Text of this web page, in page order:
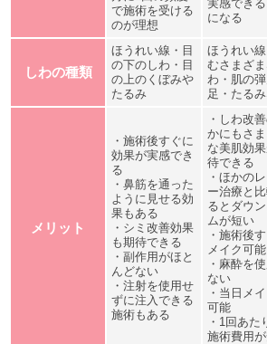
で施術を受ける
のが理想
実感できる
になる
しわの種類
ほうれい線・目
の下のしわ・目
の上のくぼみや
たるみ
ほうれい
むさまざ
わ・肌の
足・たる
メリット
・施術後すぐに
効果が実感でき
る
・鼻筋を通った
ように見せる効
果もある
・シミ改善効果
も期待できる
・副作用がほと
んどない
・注射を使用せ
ずに注入できる
施術もある
・しわ改
かにもさま
な美肌効
待できる
・ほかの
ー治療と
るとダウ
ムが短い
・施術後
メイク可能
・麻酔を
ない
・当日メ
可能
・1回あた
施術費用